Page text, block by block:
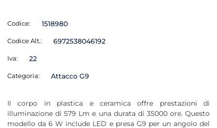
Codice: 1518980
Codice Alt.: 6972538046192
Iva: 22
Categoria: Attacco G9
Il corpo in plastica e ceramica offre prestazioni di
illuminazione di 579 Lm e una durata di 35000 ore. Questo
modello da 6 W include LED e presa G9 per un angolo del